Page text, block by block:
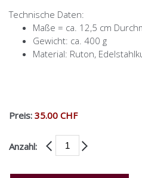
Technische Daten:
Maße = ca. 12,5 cm
Gewicht: ca. 400 g
Material: Ruton,
Preis: 35.00 CHF
Anzahl: